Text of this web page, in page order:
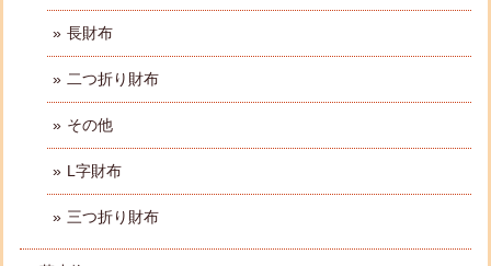
長財布
二つ折り財布
その他
L字財布
三つ折り財布